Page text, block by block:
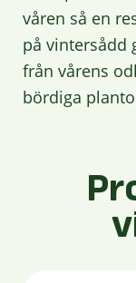
våren så en
på vintersådd
från vårens
bördiga